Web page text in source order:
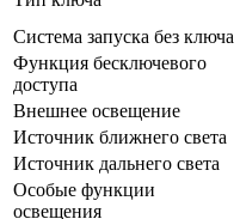
Система запуска без ключа
Функция бесключевого
доступа
Внешнее освещение
Источник ближнего света
Источник дальнего света
Особые функции
освещения